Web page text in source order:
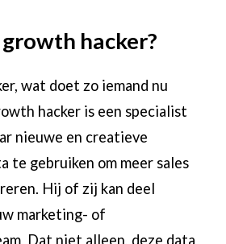
hacker?
wat doet zo iemand nu
hacker is een specialist
nieuwe en creatieve
te gebruiken om meer sales
Hij of zij kan deel
marketing- of
Dat niet alleen, deze data